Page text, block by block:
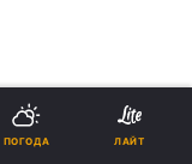
ПОГОДА ЛАЙТ